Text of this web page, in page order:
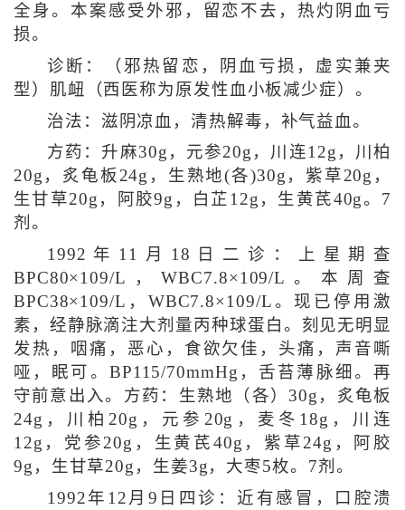
全身。本案感受外邪，留恋不去，热灼阴血亏
损。
诊断：（邪热留恋，阴血亏损，虚实兼夹
型）肌衄（西医称为原发性血小板减少症）。
治法：滋阴凉血，清热解毒，补气益血。
方药：升麻30g，元参20g，川连12g，川柏
20g，炙龟板24g，生熟地(各)30g，紫草20g，
生甘草20g，阿胶9g，白芷12g，生黄芪40g。7
剂。
1992年11月18日二诊：上星期查
BPC80×109/L，WBC7.8×109/L。本周查
BPC38×109/L，WBC7.8×109/L。现已停用激
素，经静脉滴注大剂量丙种球蛋白。刻见无明显
发热，咽痛，恶心，食欲欠佳，头痛，声音嘶
哑，眠可。BP115/70mmHg，舌苔薄脉细。再
守前意出入。方药：生熟地（各）30g，炙龟板
24g，川柏20g，元参20g，麦冬18g，川连
12g，党参20g，生黄芪40g，紫草24g，阿胶
9g，生甘草20g，生姜3g，大枣5枚。7剂。
1992年12月9日四诊：近有感冒，口腔溃